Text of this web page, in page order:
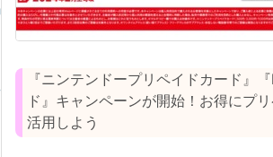
『ニンテンドープリペイドカード』
ド』キャンペーンが開始！お得にプ
活用しよう